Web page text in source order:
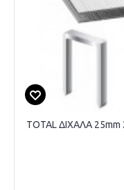
TOTAL ΔΙΧΑΛΑ 25mm